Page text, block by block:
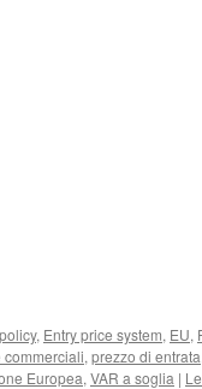
, Entry price system, EU,
, prezzo di entrata
Europea, VAR a soglia |